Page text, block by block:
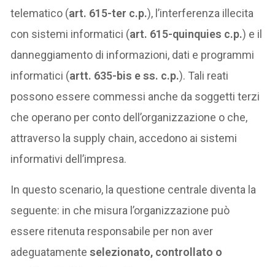
telematico (art. 615-ter c.p.), l’interferenza illecita
con sistemi informatici (art. 615-quinquies c.p.) e il
danneggiamento di informazioni, dati e programmi
informatici (artt. 635-bis e ss. c.p.). Tali reati
possono essere commessi anche da soggetti terzi
che operano per conto dell’organizzazione o che,
attraverso la supply chain, accedono ai sistemi
informativi dell’impresa.
In questo scenario, la questione centrale diventa la
seguente: in che misura l’organizzazione può
essere ritenuta responsabile per non aver
adeguatamenteselezionato, controllato o